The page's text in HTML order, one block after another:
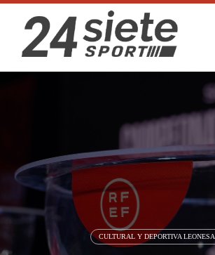
CULTURAL Y DEPORTIVA LEONESA